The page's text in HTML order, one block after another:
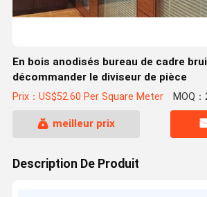
En bois anodisés bureau de cadre
décommander le diviseur de pièce
Prix：US$52.60 Per Square Meter MOQ
meilleur prix
Description De Produit